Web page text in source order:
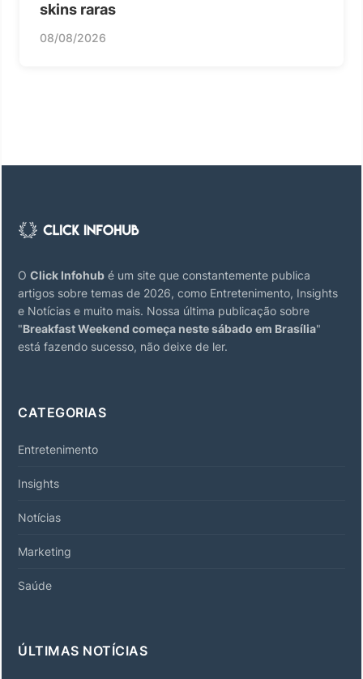
skins raras
08/08/2026
O Click Infohub é um site que constantemente publica
artigos sobre temas de 2026, como Entretenimento, Insights
e Notícias e muito mais. Nossa última publicação sobre
"Breakfast Weekend começa neste sábado em Brasília"
está fazendo sucesso, não deixe de ler.
CATEGORIAS
Entretenimento
Insights
Notícias
Marketing
Saúde
ÚLTIMAS NOTÍCIAS